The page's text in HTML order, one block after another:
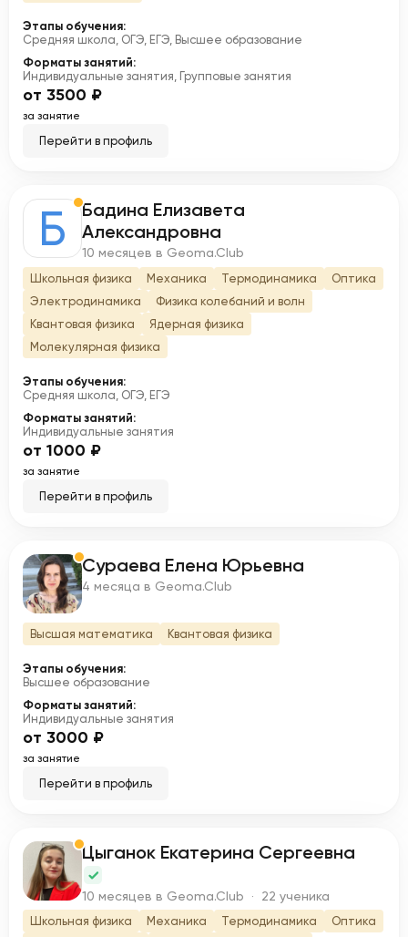
Этапы обучения:
Средняя школа, ОГЭ, ЕГЭ, Высшее образование
Форматы занятий:
Индивидуальные занятия, Групповые занятия
от 3500 ₽
за занятие
Перейти в профиль
Б
Бадина Елизавета
Александровна
10 месяцев в Geoma.Club
Школьная физика Механика Термодинамика
Оптика
Электродинамика
Физика колебаний и волн
Квантовая физика
Ядерная физика
Молекулярная физика
Этапы обучения:
Средняя школа, ОГЭ, ЕГЭ
Форматы занятий:
Индивидуальные занятия
от 1000 ₽
за занятие
Перейти в профиль
С Сураева Елена Юрьевна
4 месяца в Geoma.Club
Высшая математика Квантовая физика
Этапы обучения:
Высшее образование
Форматы занятий:
Индивидуальные занятия
от 3000 ₽
за занятие
Перейти в профиль
Ц Цыганок Екатерина Сергеевна
10 месяцев в Geoma.Club · 22 ученика
Школьная физика Механика Термодинамика Оптика